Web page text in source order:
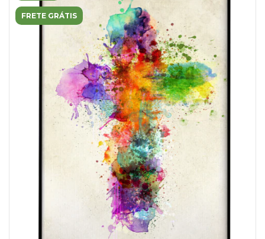
FRETE GRÁTIS